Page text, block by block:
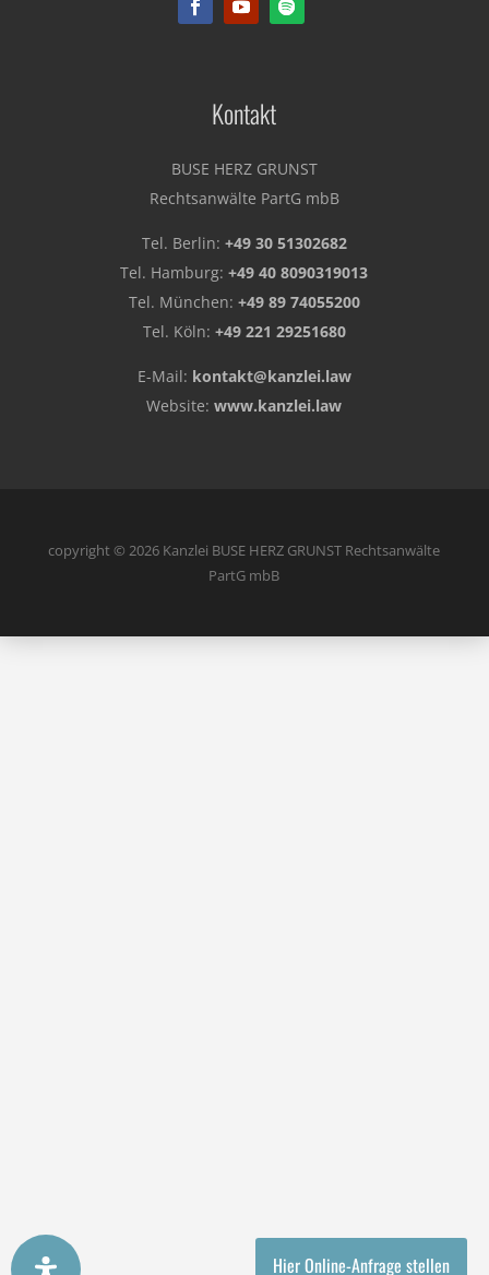
Hier Online-Anfrage stellen
Kontakt
BUSE HERZ GRUNST
Rechtsanwälte PartG mbB
Tel. Berlin: +49 30 51302682
Tel. Hamburg:+49 40 8090319013
Tel. München: +49 89 74055200
Tel. Köln: +49 221 29251680
E-Mail: kontakt@kanzlei.law
Website:www.kanzlei.law
copyright © 2026 Kanzlei BUSE HERZ GRUNST Rechtsanwälte
PartG mbB